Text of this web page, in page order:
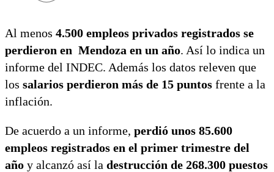
Al menos 4.500 empleos privados registrados se
perdieron en Mendoza en un año. Así lo indica un
informe del INDEC. Además los datos releven que
los salarios perdieron más de 15 puntos frente a la
inflación.
De acuerdo a un informe, perdió unos 85.600
empleos registrados en el primer trimestre del
año y alcanzó así la destrucción de 268.300 puestos